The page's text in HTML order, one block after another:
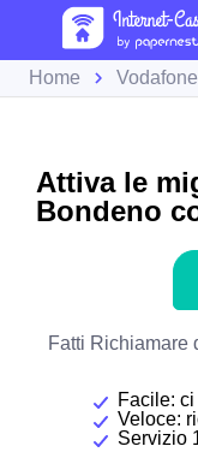
Home Vodafone